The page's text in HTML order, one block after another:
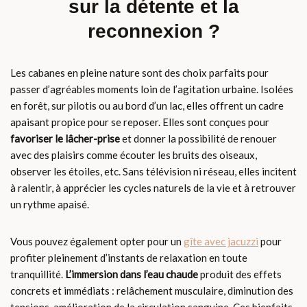
sur la détente et la
reconnexion ?
Les cabanes en pleine nature sont des choix parfaits pour
passer d’agréables moments loin de l’agitation urbaine. Isolées
en forêt, sur pilotis ou au bord d’un lac, elles offrent un cadre
apaisant propice pour se reposer. Elles sont conçues pour
favoriser le lâcher-priseet donner la possibilité de renouer
avec des plaisirs comme écouter les bruits des oiseaux,
observer les étoiles, etc. Sans télévision ni réseau, elles incitent
à ralentir, à apprécier les cycles naturels de la vie et à retrouver
un rythme apaisé.
Vous pouvez également opter pour un gîte avec jacuzzi pour
profiter pleinement d’instants de relaxation en toute
tranquillité. L’immersion dans l’eau chaudeproduit des effets
concrets et immédiats : relâchement musculaire, diminution des